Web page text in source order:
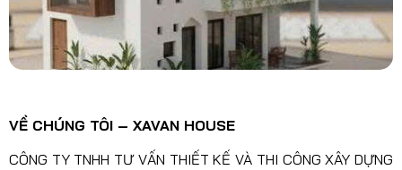
VỀ CHÚNG TÔI – XAVAN HOUSE
CÔNG TY TNHH TƯ VẤN THIẾT KẾ VÀ THI CÔNG XÂY DỰNG